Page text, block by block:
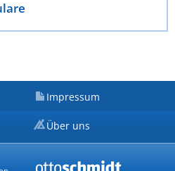
Impressum
Über uns